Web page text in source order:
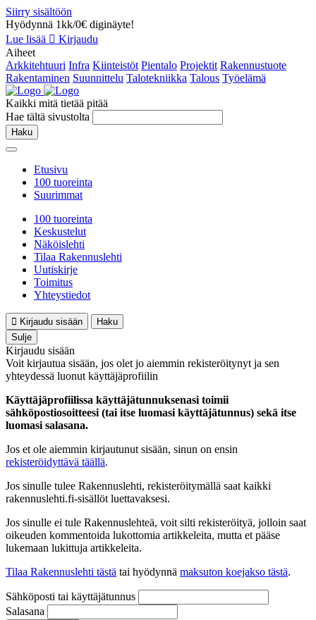
Siirry sisältöön
Hyödynnä 1kk/0€ diginäyte!
Lue lisää
Kirjaudu
Aiheet
Arkkitehtuuri Infra Kiinteistöt Pientalo Projektit Rakennustuote
Rakentaminen Suunnittelu Talotekniikka Talous Työelämä
Kaikki mitä tietää pitää
Hae tältä sivustolta
Haku
Etusivu
100 tuoreinta
Suurimmat
100 tuoreinta
Keskustelut
Näköislehti
Tilaa Rakennuslehti
Uutiskirje
Toimitus
Yhteystiedot
Kirjaudu sisään
Haku
Sulje
Kirjaudu sisään
Voit kirjautua sisään, jos olet jo aiemmin rekisteröitynyt ja sen
yhteydessä luonut käyttäjäprofiilin
Käyttäjäprofiilissa käyttäjätunnuksenasi toimii
sähköpostiosoitteesi (tai itse luomasi käyttäjätunnus) sekä itse
luomasi salasana.
Jos et ole aiemmin kirjautunut sisään, sinun on ensin
rekisteröidyttävä täällä.
Jos sinulle tulee Rakennuslehti, rekisteröitymällä saat kaikki
rakennuslehti.fi-sisällöt luettavaksesi.
Jos sinulle ei tule Rakennuslehteä, voit silti rekisteröityä, jolloin saat
oikeuden kommentoida lukottomia artikkeleita, mutta et pääse
lukemaan lukittuja artikkeleita.
Tilaa Rakennuslehti tästä tai hyödynnä maksuton koejakso tästä.
Sähköposti tai käyttäjätunnus
Salasana